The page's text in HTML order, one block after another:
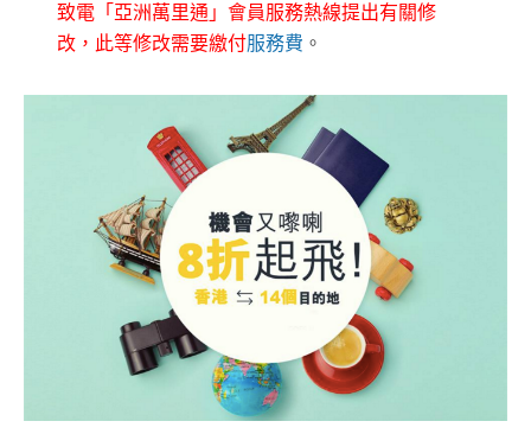
致電「亞洲萬里通」會員服務熱線提出有關修
改，此等修改需要繳付服務費 。